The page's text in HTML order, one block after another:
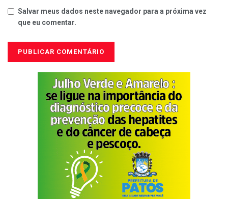
Salvar meus dados neste navegador para a próxima vez
que eu comentar.